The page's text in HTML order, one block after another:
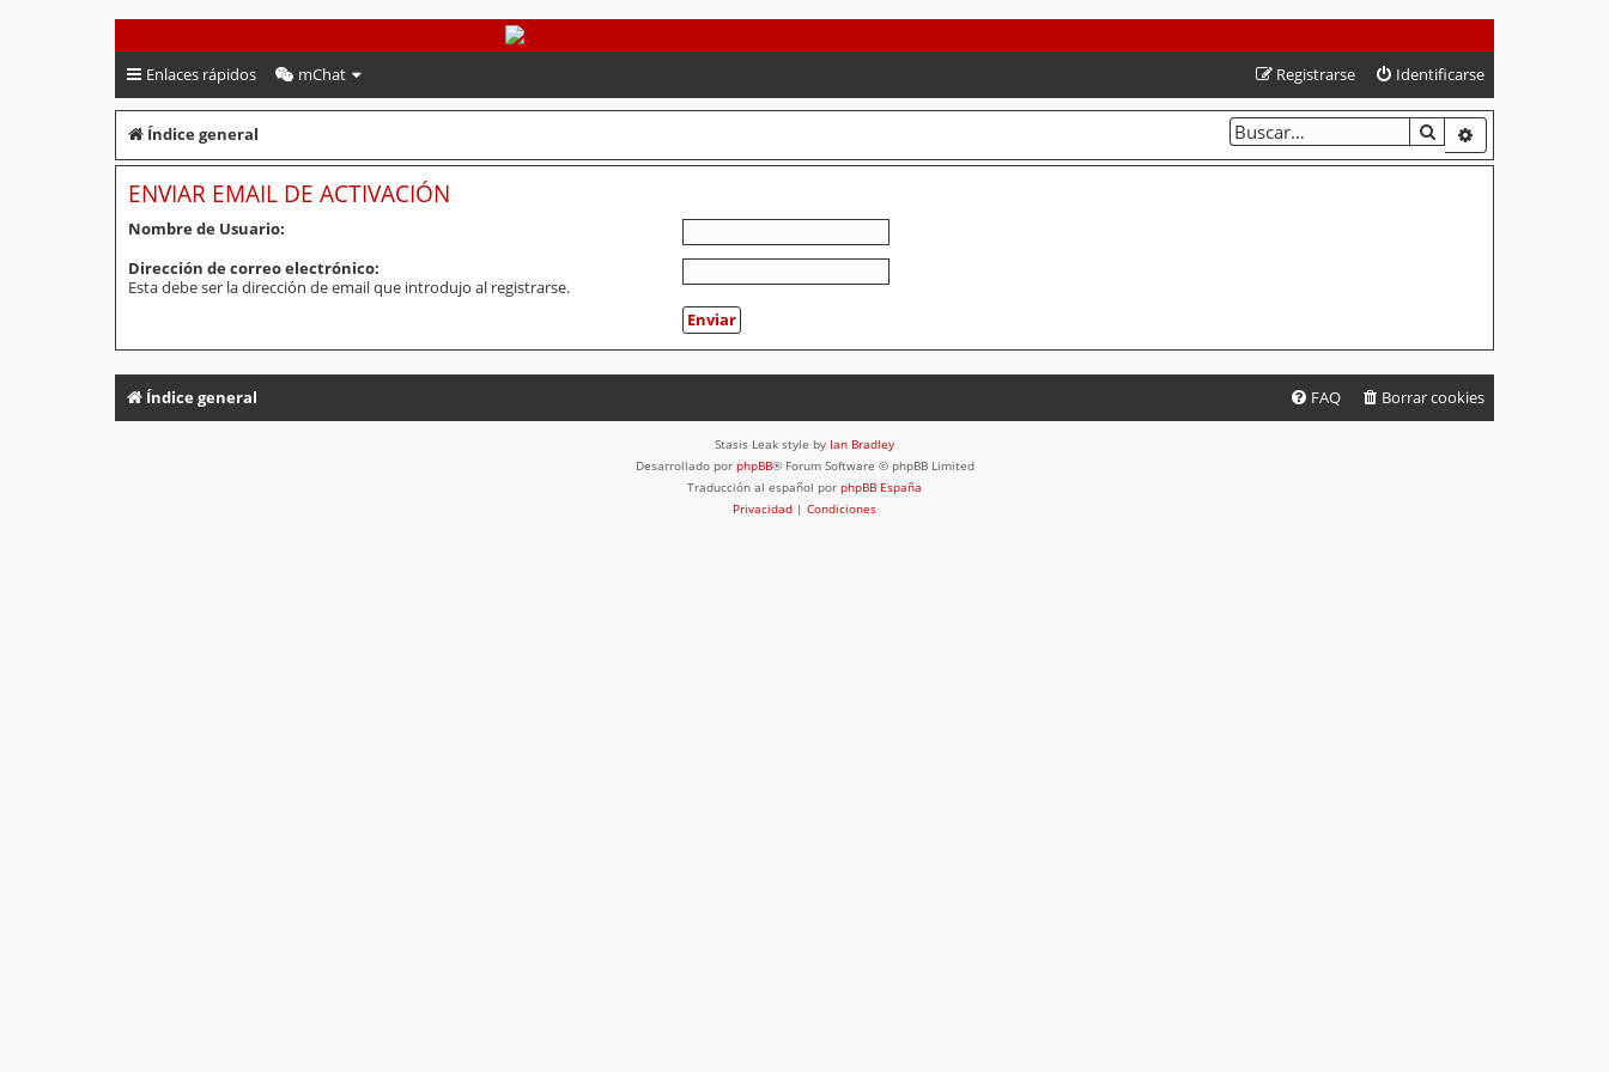
PeruVoley.com
Enlaces rápidos mChat Identificarse
Registrarse
Índice general BUSCAR
ENVIAR EMAIL DE ACTIVACIÓN
Nombre de Usuario:
Dirección de correo electrónico:
Esta debe ser la dirección de email que introdujo al registrarse.
Índice general Borrar cookies
FAQ
Stasis Leak style by Ian Bradley
Desarrollado por phpBB® Forum Software © phpBB Limited
Traducción al español por phpBB España
Privacidad | Condiciones